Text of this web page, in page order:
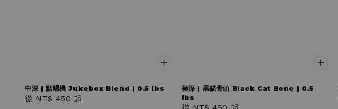
中深 | 點唱機 Jukebox Blend | 0.5 lbs
Regular
從 NT$ 450 起
極深 | 黑貓骨頭 Black Cat Bone | 0.5
lbs